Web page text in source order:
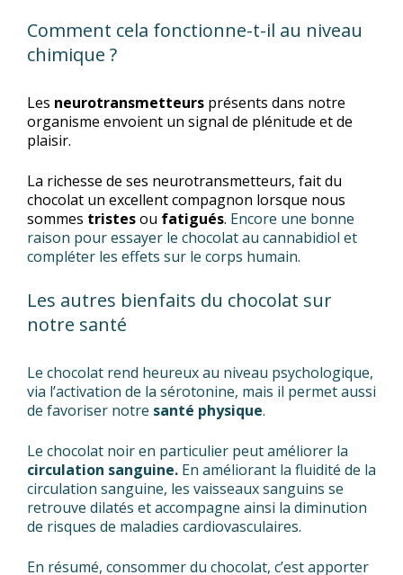
Comment cela fonctionne-t-il au niveau
chimique ?
Les neurotransmetteurs présents dans notre
organisme envoient un signal de plénitude et de
plaisir.
La richesse de ses neurotransmetteurs, fait du
chocolat un excellent compagnon lorsque nous
sommes tristesou fatigués. Encore une bonne
raison pour essayer le chocolat au cannabidiol et
compléter les effets sur le corps humain.
Les autres bienfaits du chocolat sur
notre santé
Le chocolat rend heureux au niveau psychologique,
via l’activation de la sérotonine, mais il permet aussi
de favoriser notre santé physique.
Le chocolat noir en particulier peut améliorer la
circulation sanguine. En améliorant la fluidité de la
circulation sanguine, les vaisseaux sanguins se
retrouve dilatés et accompagne ainsi la diminution
de risques de maladies cardiovasculaires.
En résumé, consommer du chocolat, c’est apporter